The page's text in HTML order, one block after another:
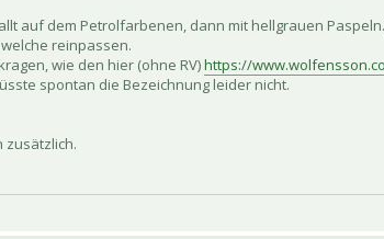
auf dem Petrolfarbenen, dann mit hellgrauen
reinpassen.
wie den hier (ohne RV)https://
spontan die Bezeichnung leider nicht.
zusätzlich.